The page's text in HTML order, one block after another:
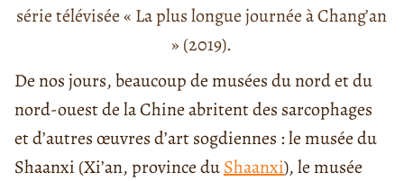
série télévisée « La plus longue journée à Chang’an
» (2019).
De nos jours, beaucoup de musées du nord et du
nord-ouest de la Chine abritent des sarcophages
et d’autres œuvres d’art sogdiennes : le musée du
Shaanxi (Xi’an, province duShaanxi), le musée